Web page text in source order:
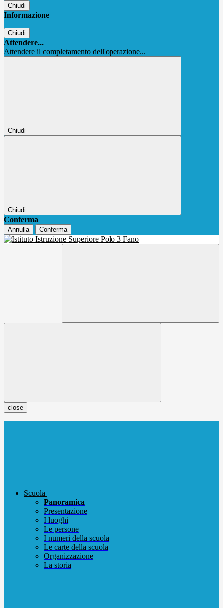
Chiudi
Informazione
Chiudi
Attendere...
Attendere il completamento dell'operazione...
Chiudi
Chiudi
Conferma
Annulla Conferma
close
Scuola
Panoramica
Presentazione
I luoghi
Le persone
I numeri della scuola
Le carte della scuola
Organizzazione
La storia